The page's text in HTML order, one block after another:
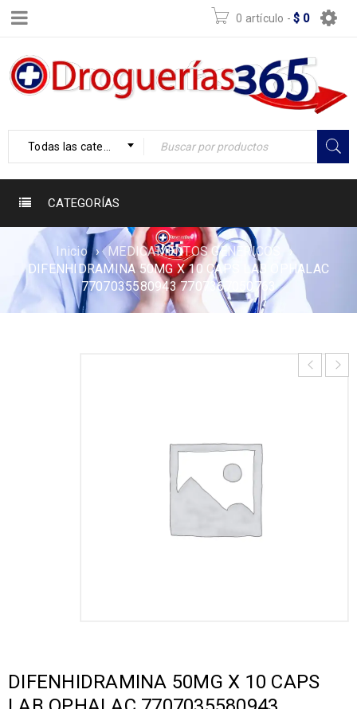
0 artículo - $ 0
Todas las categorías
CATEGORÍAS
Inicio › MEDICAMENTOS GENERICOS
›
DIFENHIDRAMINA 50MG X 10 CAPS LAB OPHALAC
7707035580943 7707367050763
DIFENHIDRAMINA 50MG X 10 CAPS